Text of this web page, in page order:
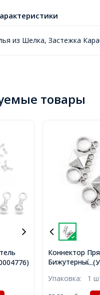
из Шелка, Застежка
товары
тие
Коннектор
Бижутерный
Античное
Размер:
Упаковка: 1